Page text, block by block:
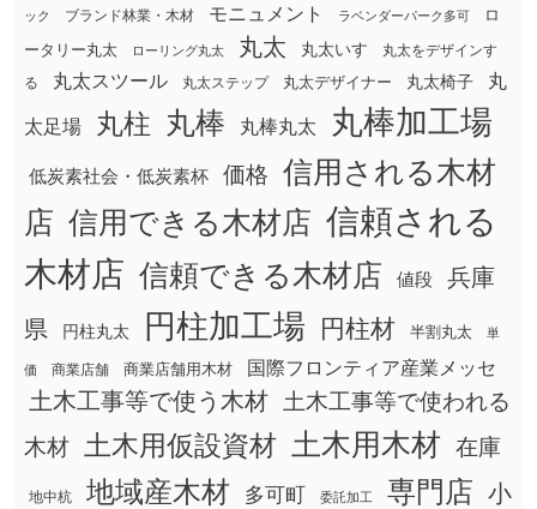
ック ブランド林業・木材 モニュメント ラベンダーパーク多可
ロ
ータリー丸太
ローリング丸太 丸太 丸太いす
丸太をデザインす
る
丸太スツール 丸太ステップ 丸太デザイナー 丸太椅子 丸
太足場 丸柱 丸棒 丸棒丸太 丸棒加工場
低炭素社会・低炭素杯 価格
信用される木材
店 信用できる木材店 信頼される
木材店 信頼できる木材店 値段
兵庫
県
円柱丸太 円柱加工場 円柱材 半割丸太 単
価 商業店舗 商業店舗用木材 国際フロンティア産業メッセ
土木工事等で使う木材
土木工事等で使われる
木材
土木用仮設資材 土木用木材 在庫
地中杭 地域産木材 多可町 委託加工 専門店 小